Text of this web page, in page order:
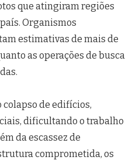
que atingiram regiões
Organismos
estimativas de mais de
as operações de busca
colapso de edifícios,
dificultando o trabalho
da escassez de
comprometida, os